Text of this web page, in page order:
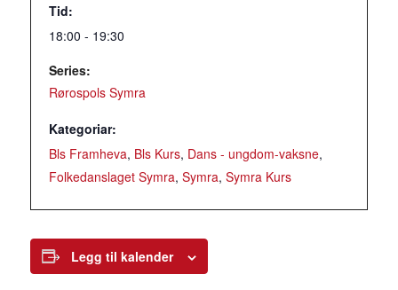
Tid:
18:00 - 19:30
Series:
Rørospols Symra
Kategoriar:
Bls Framheva, Bls Kurs, Dans - ungdom-vaksne,
Folkedanslaget Symra, Symra, Symra Kurs
Legg til kalender